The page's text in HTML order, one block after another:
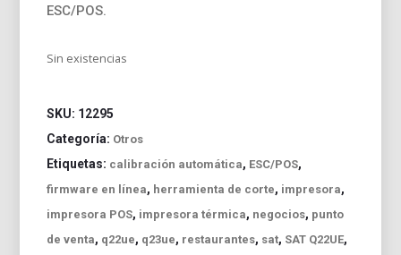
ESC/POS.
Sin existencias
SKU: 12295
Categoría: Otros
Etiquetas: calibración automática, ESC/POS,
firmware en línea, herramienta de corte, impresora,
impresora POS, impresora térmica, negocios, punto
de venta, q22ue, q23ue, restaurantes, sat, SAT Q22UE,